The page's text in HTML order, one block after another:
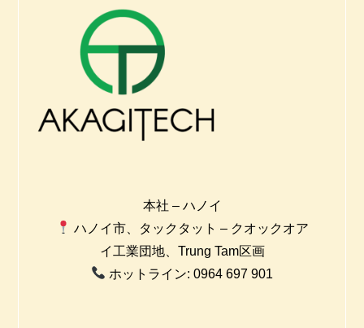
本社 – ハノイ
ハノイ市、タックタット – クオックオア
イ工業団地、Trung Tam区画
ホットライン: 0964 697 901